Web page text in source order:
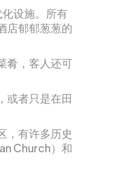
设施。所有
店郁郁葱葱的
肴，客人还可
或者只是在田
，有许多历史
Church）和